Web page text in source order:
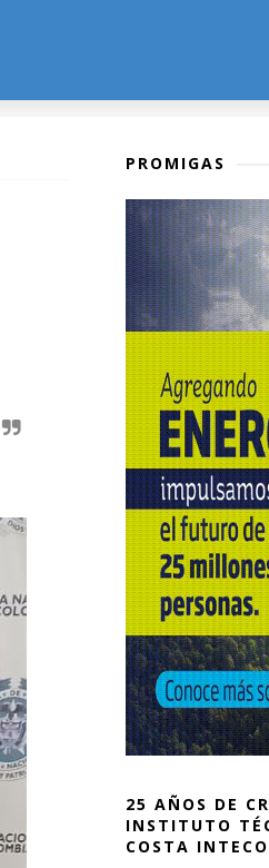
PROMIGAS
25 AÑOS DE
INSTITUTO
COSTA INTECO